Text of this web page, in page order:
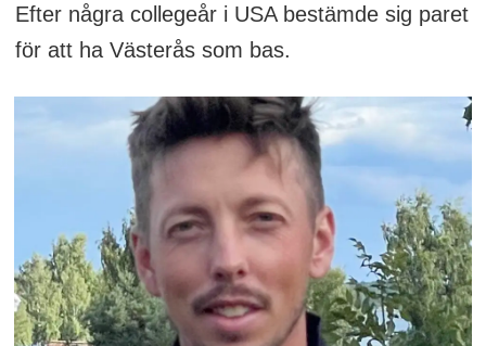
Efter några collegeår i USA bestämde sig paret
för att ha Västerås som bas.